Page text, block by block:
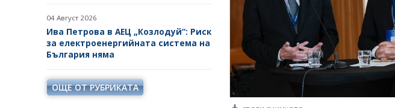
04 Август 2026
Ива Петрова в АЕЦ „Козлодуй“: Риск
за електроенергийната система на
България няма
ОЩЕ ОТ РУБРИКАТА